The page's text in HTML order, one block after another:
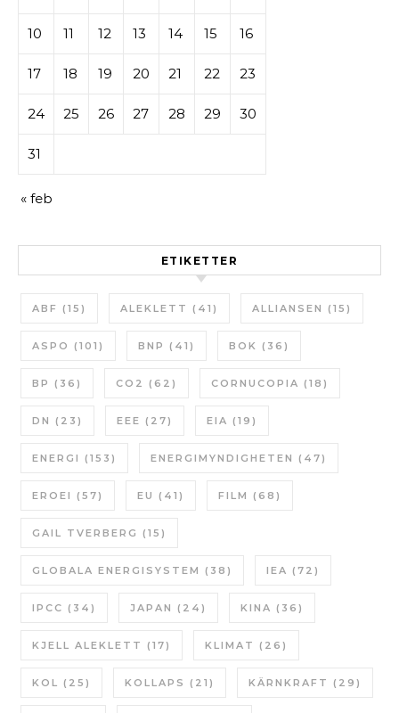
10 11 12 13 14 15 16
17 18 19 20 21 22 23
24 25 26 27 28 29 30
31
« feb
ETIKETTER
ABF (15) ALEKLETT (41) ALLIANSEN (15)
ASPO (101) BNP (41) BOK (36)
BP (36) CO2 (62) CORNUCOPIA (18)
DN (23) EEE (27) EIA (19)
ENERGI (153) ENERGIMYNDIGHETEN (47)
EROEI (57) EU (41) FILM (68)
GAIL TVERBERG (15)
GLOBALA ENERGISYSTEM (38) IEA (72)
IPCC (34) JAPAN (24) KINA (36)
KJELL ALEKLETT (17) KLIMAT (26)
KOL (25) KOLLAPS (21) KÄRNKRAFT (29)